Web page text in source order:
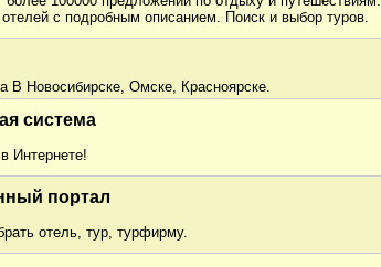
с подробным описанием. Поиск и выбор туров.
В Новосибирске, Омске, Красноярске.
система
Интернете!
портал
отель, тур, турфирму.